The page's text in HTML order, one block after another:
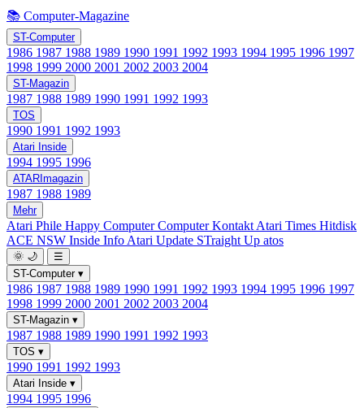
📚 Computer-Magazine
ST-Computer
1986 1987 1988 1989 1990 1991 1992 1993 1994 1995 1996 1997
1998 1999 2000 2001 2002 2003 2004
ST-Magazin
1987 1988 1989 1990 1991 1992 1993
TOS
1990 1991 1992 1993
Atari Inside
1994 1995 1996
ATARImagazin
1987 1988 1989
Mehr
Atari Phile Happy ComputerComputer Kontakt Atari Times Hitdisk
ACE NSW Inside Info Atari Update STraight Up atos
🌞 🌙
☰
ST-Computer ▾
1986 1987 1988 1989 1990 1991 1992 1993 1994 1995 1996 1997
1998 1999 2000 2001 2002 2003 2004
ST-Magazin ▾
1987 1988 1989 1990 1991 1992 1993
TOS ▾
1990 1991 1992 1993
Atari Inside ▾
1994 1995 1996